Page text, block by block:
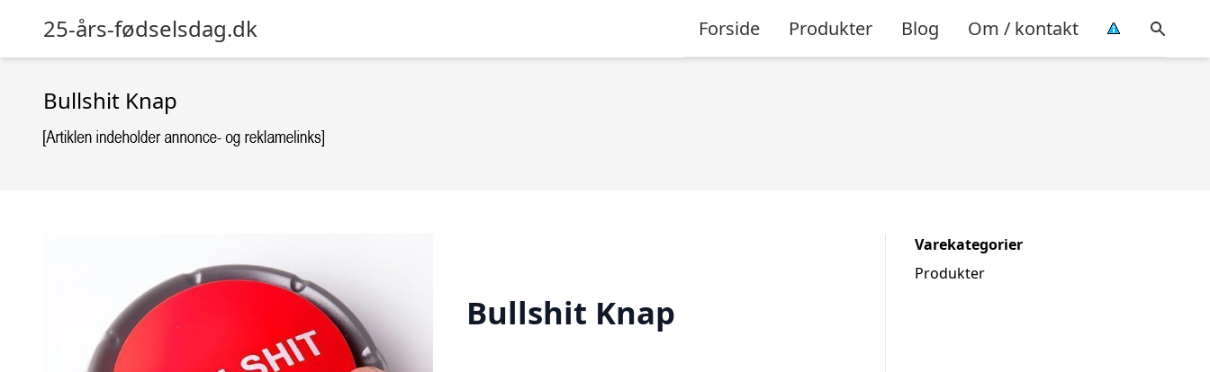
25-års-fødselsdag.dk Forside Produkter Blog Om / kontakt
Bullshit Knap
Bullshit Knap
Varekategorier
Produkter